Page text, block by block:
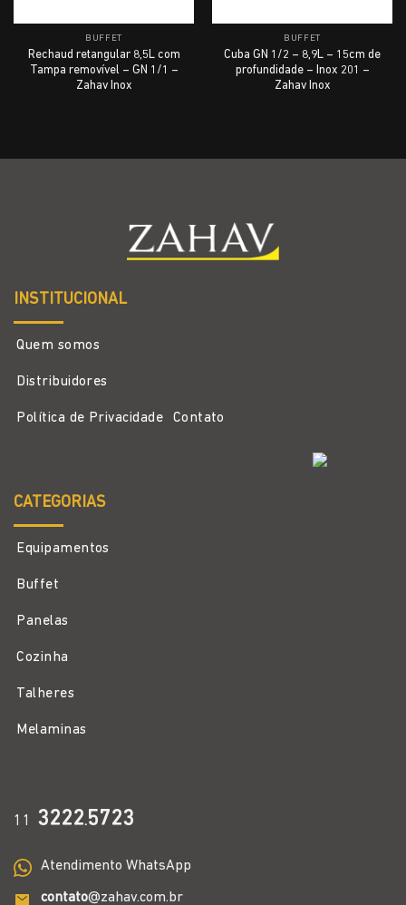
BUFFET
Rechaud retangular 8,5L com
Tampa removível – GN 1/1 –
Zahav Inox
BUFFET
Cuba GN 1/2 – 8,9L – 15cm de
profundidade – Inox 201 –
Zahav Inox
INSTITUCIONAL
Quem somos
Distribuidores
Política de Privacidade Contato
CATEGORIAS
Equipamentos
Buffet
Panelas
Cozinha
Talheres
Melaminas
11 3222.5723
Atendimento WhatsApp
contato@zahav.com.br